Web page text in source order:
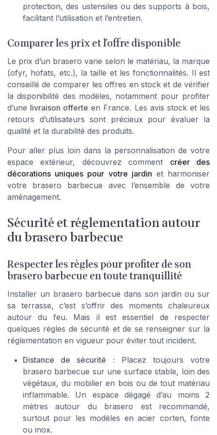
protection, des ustensiles ou des supports à bois,
facilitant l’utilisation et l’entretien.
Comparer les prix et l’offre disponible
Le prix d’un brasero varie selon le matériau, la marque
(ofyr, hofats, etc.), la taille et les fonctionnalités. Il est
conseillé de comparer les offres en stock et de vérifier
la disponibilité des modèles, notamment pour profiter
d’une livraison offerte en France. Les avis stock et les
retours d’utilisateurs sont précieux pour évaluer la
qualité et la durabilité des produits.
Pour aller plus loin dans la personnalisation de votre
espace extérieur, découvrez comment créer des
décorations uniques pour votre jardin et harmoniser
votre brasero barbecue avec l’ensemble de votre
aménagement.
Sécurité et réglementation autour
du brasero barbecue
Respecter les règles pour profiter de son
brasero barbecue en toute tranquillité
Installer un brasero barbecue dans son jardin ou sur
sa terrasse, c’est s’offrir des moments chaleureux
autour du feu. Mais il est essentiel de respecter
quelques règles de sécurité et de se renseigner sur la
réglementation en vigueur pour éviter tout incident.
Distance de sécurité : Placez toujours votre
brasero barbecue sur une surface stable, loin des
végétaux, du mobilier en bois ou de tout matériau
inflammable. Un espace dégagé d’au moins 2
mètres autour du brasero est recommandé,
surtout pour les modèles en acier corten, fonte
ou inox.